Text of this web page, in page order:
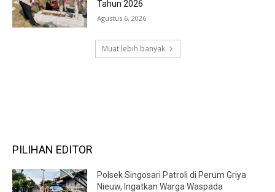
Tahun 2026
Agustus 6, 2026
Muat lebih banyak
PILIHAN EDITOR
Polsek Singosari Patroli di Perum Griya
Nieuw, Ingatkan Warga Waspada